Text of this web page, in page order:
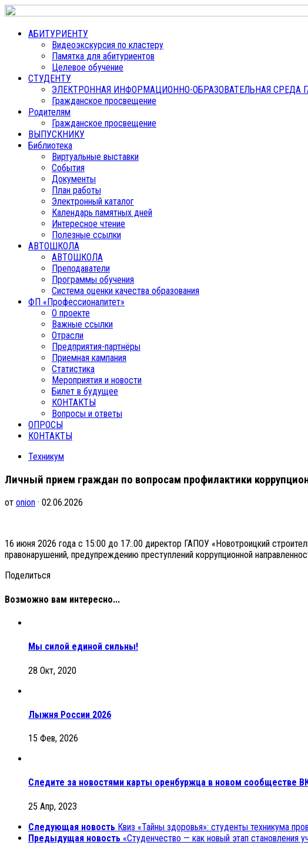
АБИТУРИЕНТУ
Видеоэкскурсия по кластеру
Памятка для абитуриентов
Целевое обучение
СТУДЕНТУ
ЭЛЕКТРОННАЯ ИНФОРМАЦИОННО-ОБРАЗОВАТЕЛЬНАЯ СРЕДА
Гражданское просвещение
Родителям
Гражданское просвещение
ВЫПУСКНИКУ
Библиотека
Виртуальные выставки
События
Документы
План работы
Электронный каталог
Календарь памятных дней
Интересное чтение
Полезные ссылки
АВТОШКОЛА
АВТОШКОЛА
Преподаватели
Программы обучения
Система оценки качества образования
ФП «Профессионалитет»
О проекте
Важные ссылки
Отрасли
Предприятия-партнёры
Приемная кампания
Статистика
Мероприятия и новости
Билет в будущее
КОНТАКТЫ
Вопросы и ответы
ОПРОСЫ
КОНТАКТЫ
Техникум
Личный прием граждан по вопросам профилактики
от onion · 02.06.2026
16 июня 2026 года с 15:00 до 17:.00 директор ГАПОУ «Новотроицкий
правонарушений, предупреждению преступлений коррупционной
Поделиться
Возможно вам интересно...
Мы силой единой сильны!
28 Окт, 2020
Лыжня России 2026
15 Фев, 2026
Следите за новостями карты оренбуржца в новом сообществе
25 Апр, 2023
Следующая новость Квиз «Тайны здоровья»: студенты техникума
Предыдущая новость «Студенчество — как новый этап становления